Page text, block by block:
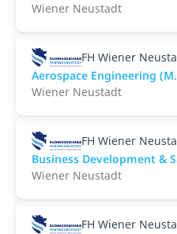
Wiener Neustadt
FH Wiener
Aerospace Engineering
Wiener Neustadt
FH Wiener
Business Development &
Wiener Neustadt
FH Wiener